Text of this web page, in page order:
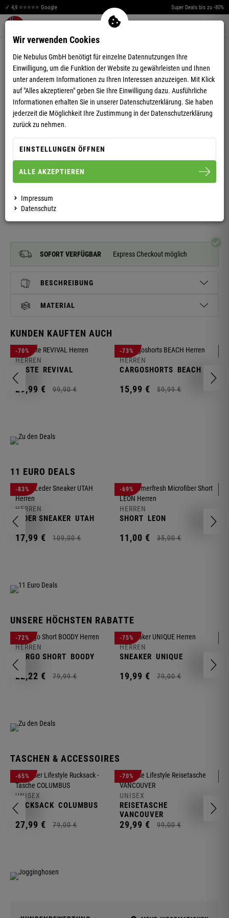
✓ 4,9 ⭐⭐⭐⭐⭐ Google Super Deals bis zu -80%
Warenkorb aufklappen
SWEATJACKE COMEBACK HERREN
SOFORT VERFÜGBAR Express Checkout möglich
BESCHREIBUNG
MATERIAL
KUNDEN KAUFTEN AUCH
-70%
HERREN
WESTE REVIVAL
29,99 € 99,90 €
-73%
HERREN
CARGOSHORTS BEACH
15,99 € 59,99 €
11 EURO DEALS
-83%
HERREN
LEDER SNEAKER UTAH
17,99 € 109,00 €
-69%
HERREN
SHORT LEON
11,00 € 35,00 €
UNSERE HÖCHSTEN RABATTE
-72%
HERREN
CARGO SHORT BOODY
22,22 € 79,99 €
-75%
HERREN
SNEAKER UNIQUE
19,99 € 79,00 €
TASCHEN & ACCESSOIRES
-65%
UNISEX
RUCKSACK COLUMBUS
27,99 € 79,00 €
-70%
UNISEX
REISETASCHE
VANCOUVER
29,99 € 99,00 €
Wir verwenden Cookies
Die Nebulus GmbH benötigt für einzelne Datennutzungen Ihre
Einwilligung, um die Funktion der Website zu gewährleisten und Ihnen
unter anderem Informationen zu Ihren Interessen anzuzeigen. Mit Klick
auf "Alles akzeptieren" geben Sie Ihre Einwilligung dazu. Ausführliche
Informationen erhalten Sie in unserer Datenschutzerklärung. Sie haben
jederzeit die Möglichkeit Ihre Zustimmung in der Datenschutzerklärung
zurück zu nehmen.
EINSTELLUNGEN ÖFFNEN
ALLE AKZEPTIEREN
Impressum
Datenschutz